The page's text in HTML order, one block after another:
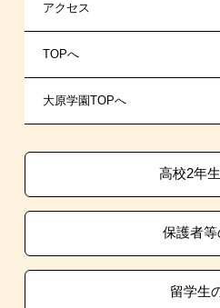
提携教育ローン
新聞奨学生
試験による特待生制度
指定校推薦入学
指定校自己推薦入学
特別推薦入学
生徒会活動推薦入学
在校生・卒業生紹介推薦入学
夢を叶えた先輩たち
施設・研修所
学生寮・マンションのご案内
大原学園グループ案内
お知らせ・新着情報
在校生へのお知らせ
各種証明書の発行ご希望の方
採用ご担当の方
アクセス
TOPへ
大原学園TOPへ
高校2年
保護者等
留学生